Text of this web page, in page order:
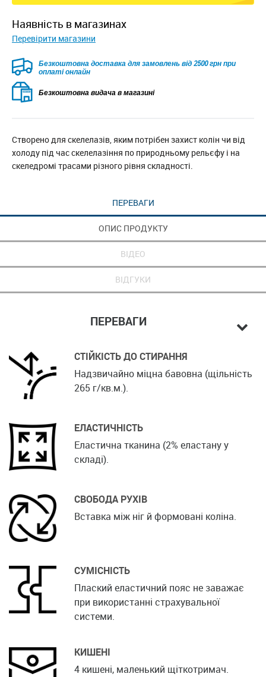
наявність в магазинах
Перевірити магазини
Безкоштовна доставка для замовлень від 2500 грн при
оплаті онлайн
Безкоштовна видача в магазині
Створено для скелелазів, яким потрібен захист колін чи від
холоду під час скелелазіння по природньому рельєфу і на
скеледромі трасами різного рівня складності.
ПЕРЕВАГИ
ОПИС ПРОДУКТУ
ВІДЕО
ВІДГУКИ
ПЕРЕВАГИ
СТІЙКІСТЬ ДО СТИРАННЯ
Надзвичайно міцна бавовна (щільність
265 г/кв.м.).
ЕЛАСТИЧНІСТЬ
Еластична тканина (2% еластану у
складі).
СВОБОДА РУХІВ
Вставка між ніг й формовані коліна.
СУМІСНІСТЬ
Плаский еластичний пояс не заважає
при використанні страхувальної
системи.
КИШЕНІ
4 кишені, маленький щіткотримач.